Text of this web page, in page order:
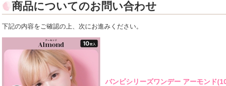
商品についてのお問い合わせ
下記の内容をご確認の上、次にお進みください。
バンビシリーズワンデー アーモンド